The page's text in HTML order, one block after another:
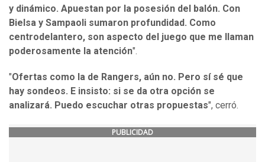
y dinámico. Apuestan por la posesión del balón. Con
Bielsa y Sampaoli sumaron profundidad. Como
centrodelantero, son aspecto del juego que me llaman
poderosamente la atención".
"Ofertas como la de Rangers, aún no. Pero sí sé que
hay sondeos. E insisto: si se da otra opción se
analizará. Puedo escuchar otras propuestas", cerró.
PUBLICIDAD